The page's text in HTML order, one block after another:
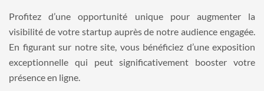
Profitez d’une opportunité unique pour augmenter la
visibilité de votre startup auprès de notre audience engagée.
En figurant sur notre site, vous bénéficiez d’une exposition
exceptionnelle qui peut significativement booster votre
présence en ligne.